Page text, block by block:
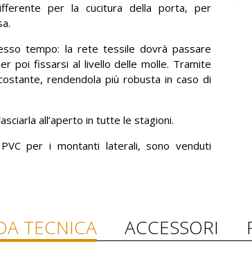
per la cucitura della porta, per
tempo: la rete tessile dovrà passare
poi fissarsi al livello delle molle. Tramite
rendendola più robusta in caso di
all’aperto in tutte le stagioni.
per i montanti laterali, sono venduti
TECNICA ACCESSORI